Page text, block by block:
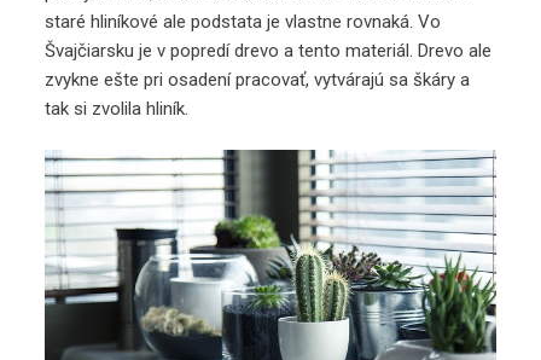
staré hliníkové ale podstata je vlastne rovnaká. Vo
Švajčiarsku je v popredí drevo a tento materiál. Drevo ale
zvykne ešte pri osadení pracovať, vytvárajú sa škáry a
tak si zvolila hliník.